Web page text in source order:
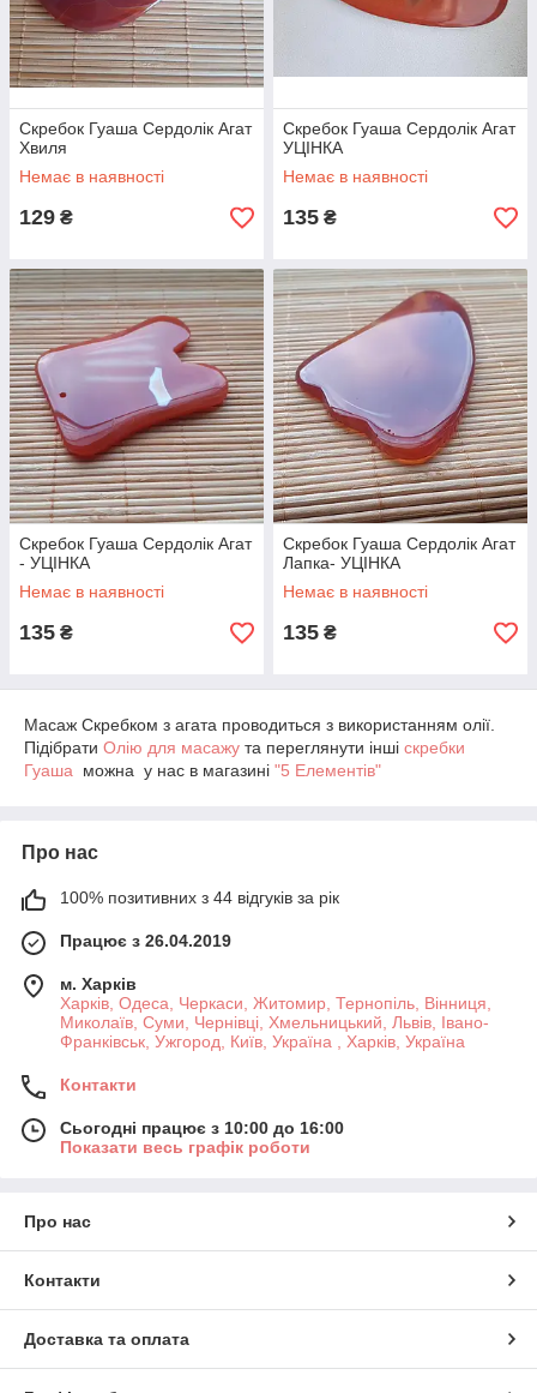
Скребок Гуаша Сердолік Агат
Хвиля
Немає в наявності
129 ₴
Скребок Гуаша Сердолік Агат
УЦІНКА
Немає в наявності
135 ₴
Скребок Гуаша Сердолік Агат
- УЦІНКА
Немає в наявності
135 ₴
Скребок Гуаша Сердолік Агат
Лапка- УЦІНКА
Немає в наявності
135 ₴
Масаж Скребком з агата проводиться з використанням олії.
Підібрати Олію для масажу та переглянути інші скребки
Гуаша можна у нас в магазині "5 Елементів"
Про нас
100% позитивних з 44 відгуків за рік
Працює з 26.04.2019
м. Харків
Харків, Одеса, Черкаси, Житомир, Тернопіль, Вінниця,
Миколаїв, Суми, Чернівці, Хмельницький, Львів, Івано-
Франківськ, Ужгород, Київ, Україна , Харків, Україна
Контакти
Сьогодні працює з 10:00 до 16:00
Показати весь графік роботи
Про нас
Контакти
Доставка та оплата